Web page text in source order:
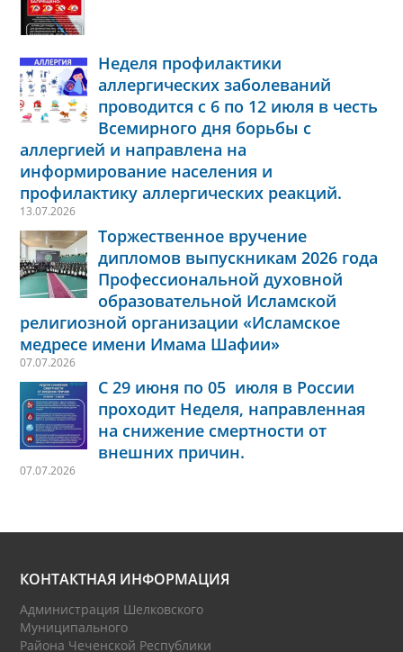
Неделя профилактики
аллергических заболеваний
проводится с 6 по 12 июля в честь
Всемирного дня борьбы с
аллергией и направлена на
информирование населения и
профилактику аллергических реакций.
13.07.2026
Торжественное вручение
дипломов выпускникам 2026 года
Профессиональной духовной
образовательной Исламской
религиозной организации «Исламское
медресе имени Имама Шафии»
07.07.2026
С 29 июня по 05 июля в России
проходит Неделя, направленная
на снижение смертности от
внешних причин.
07.07.2026
КОНТАКТНАЯ ИНФОРМАЦИЯ
Администрация Шелковского
Муниципального
Района Чеченской Республики